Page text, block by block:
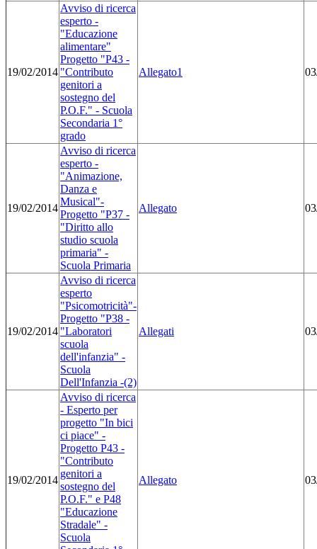
19/02/2014
Avviso di ricerca
esperto -
"Educazione
alimentare"
Progetto "P43 -
"Contributo
genitori a
sostegno del
P.O.F." - Scuola
Secondaria 1°
grado
Allegato1
19/02/2014
Avviso di ricerca
esperto -
"Animazione,
Danza e
Musical"-
Progetto "P37 -
"Diritto allo
studio scuola
primaria" -
Scuola Primaria
Allegato
19/02/2014
Avviso di ricerca
esperto
"Psicomotricità"-
Progetto "P38 -
"Laboratori
scuola
dell'infanzia" -
Scuola
Dell'Infanzia -(2)
Allegati
19/02/2014
Avviso di ricerca
- Esperto per
progetto "In bici
ci piace" -
Progetto P43 -
"Contributo
genitori a
sostegno del
P.O.F." e P48
"Educazione
Stradale" -
Scuola
Allegato